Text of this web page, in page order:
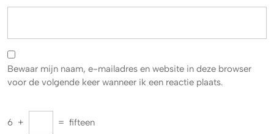
Bewaar mijn naam, e-mailadres en website in deze browser
voor de volgende keer wanneer ik een reactie plaats.
6 + = fifteen